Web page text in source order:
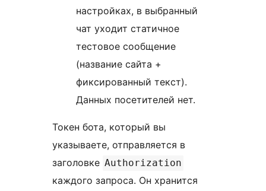
настройках, в выбранный
чат уходит статичное
тестовое сообщение
(название сайта +
фиксированный текст).
Данных посетителей нет.
Токен бота, который вы
указываете, отправляется в
заголовке Authorization
каждого запроса. Он хранится